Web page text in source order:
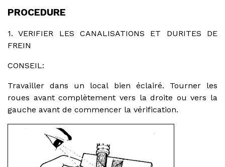
PROCEDURE
1. VERIFIER LES CANALISATIONS ET DURITES DE
FREIN
CONSEIL:
Travailler dans un local bien éclairé. Tourner les
roues avant complètement vers la droite ou vers la
gauche avant de commencer la vérification.